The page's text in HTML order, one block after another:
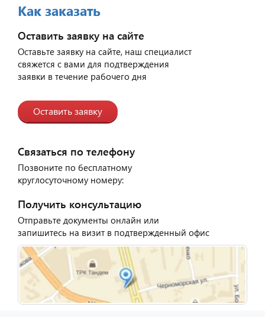
Как заказать
Оставить заявку на сайте
Оставьте заявку на сайте, наш специалист
свяжется с вами для подтверждения
заявки в течение рабочего дня
Оставить заявку
Связаться по телефону
Позвоните по бесплатному
круглосуточному номеру:
Получить консультацию
Отправьте документы онлайн или
запишитесь на визит в подтвержденный офис